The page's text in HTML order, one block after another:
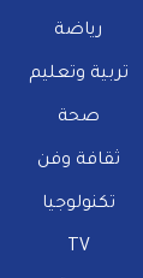
رياضة
تربية وتعليم
صحة
ثقافة وفن
تكنولوجيا
TV